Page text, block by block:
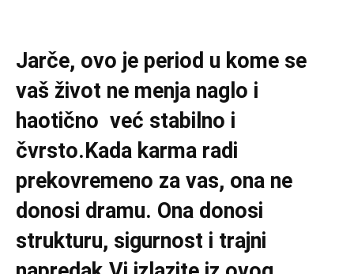
Jarče, ovo je period u kome se
vaš život ne menja naglo i
haotično već stabilno i
čvrsto.Kada karma radi
prekovremeno za vas, ona ne
donosi dramu. Ona donosi
strukturu, sigurnost i trajni